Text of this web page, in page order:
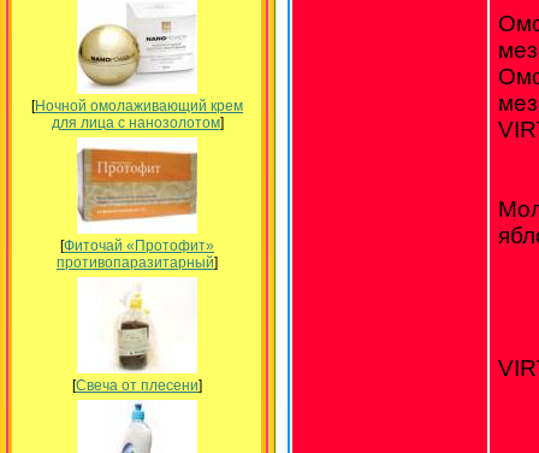
[Ночной омолаживающий крем
для лица с нанозолотом]
[Фиточай «Протофит»
противопаразитарный]
[Свеча от плесени]